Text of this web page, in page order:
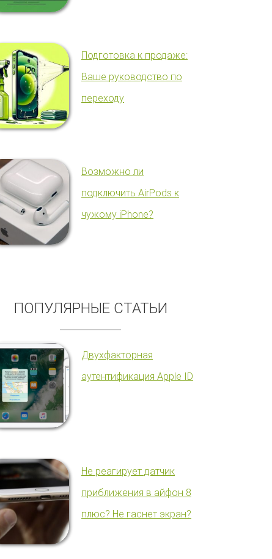
Подготовка к продаже:
Ваше руководство по
переходу
Возможно ли
подключить AirPods к
чужому iPhone?
ПОПУЛЯРНЫЕ СТАТЬИ
Двухфакторная
аутентификация Apple ID
Не реагирует датчик
приближения в айфон 8
плюс? Не гаснет экран?